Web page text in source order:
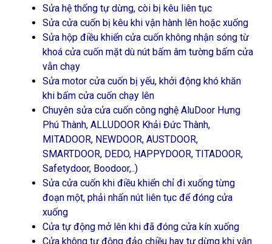
Sửa hệ thống tự dừng, còi bị kêu liên tục
Sửa cửa cuốn bị kêu khi vận hành lên hoặc xuống
Sửa hộp điều khiển cửa cuốn không nhận sóng từ
khoá cửa cuốn mặt dù nút bấm âm tường bấm cửa
vẫn chạy
Sửa motor cửa cuốn bị yếu, khởi động khó khăn
khi bấm cửa cuốn chạy lên
Chuyên sửa cửa cuốn công nghệ AluDoor Hưng
Phú Thành, ALLUDOOR Khải Đức Thành,
MITADOOR, NEWDOOR, AUSTDOOR,
SMARTDOOR, DEDO, HAPPYDOOR, TITADOOR,
Safetydoor, Boodoor,..)
Sửa cửa cuốn khi điều khiển chỉ đi xuống từng
đoạn một, phải nhấn nút liên tục để đóng cửa
xuống
Cửa tự động mở lên khi đã đóng cửa kín xuống
Cửa không tự động đảo chiều hay tự dừng khi vận